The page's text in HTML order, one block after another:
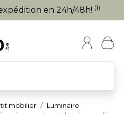
en 24h/48h! (1)
mobilier
Luminaire